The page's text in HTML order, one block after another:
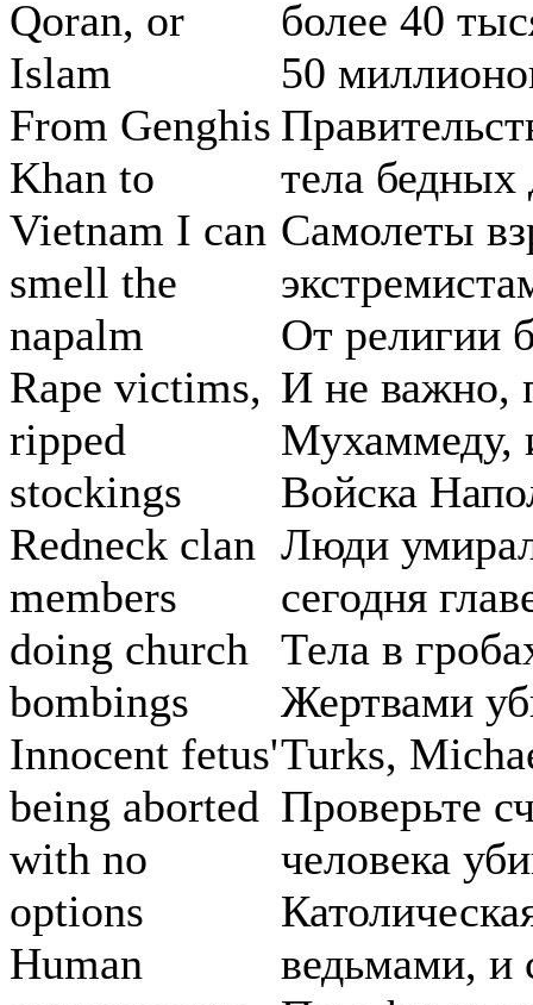
Qoran, or
Islam
From Genghis
Khan to
Vietnam I can
smell the
napalm
Rape victims,
ripped
stockings
Redneck clan
members
doing church
bombings
Innocent fetus'
being aborted
with no
options
Human
более 40
50
тела бедных
Самолеты
От религии
И не важно,
Мухаммеду,
Войска
Люди
сегодня
Тела в
Жертвами
Turks,
Проверьте
человека
ведьмами, и